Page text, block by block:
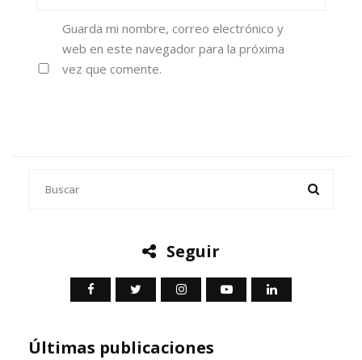
Guarda mi nombre, correo electrónico y
web en este navegador para la próxima
vez que comente.
Seguir
Últimas publicaciones